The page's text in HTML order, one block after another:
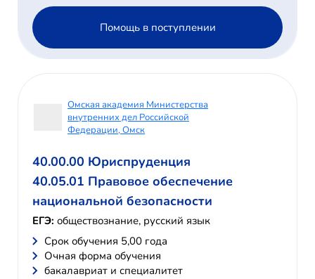
Помощь в поступлении
Омская академия Министерства
внутренних дел Российской
Федерации, Омск
40.00.00 Юриспруденция
40.05.01 Правовое обеспечение
национальной безопасности
ЕГЭ: обществознание, русский язык
Cрок обучения 5,00 года
Очная форма обучения
бакалавриат и специалитет